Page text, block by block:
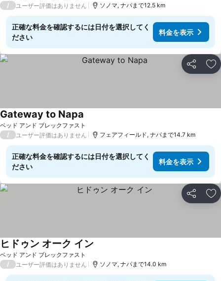
/ ユーザー評価はありません ソノマ, ナパまで12.5 km
正確な料金を確認するには日付を選択してく
ださい
料金を表示
シェア お
ベッド アンド ブレックファスト
Gateway to Napa
/ ユーザー評価はありません フェアフィールド, ナパまで14.7 km
正確な料金を確認するには日付を選択してく
ださい
料金を表示
シェア お
ベッド アンド ブレックファスト
ヒドゥン オーク イン
/ ユーザー評価はありません ソノマ, ナパまで14.0 km